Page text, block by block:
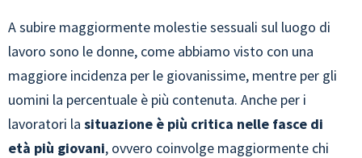
A subire maggiormente molestie sessuali sul luogo di
lavoro sono le donne, come abbiamo visto con una
maggiore incidenza per le giovanissime, mentre per gli
uomini la percentuale è più contenuta. Anche per i
lavoratori la situazione è più critica nelle fasce di
età più giovani, ovvero coinvolge maggiormente chi